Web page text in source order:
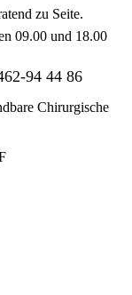
zu Seite.
09.00 und 18.00
94 44 86
Chirurgische